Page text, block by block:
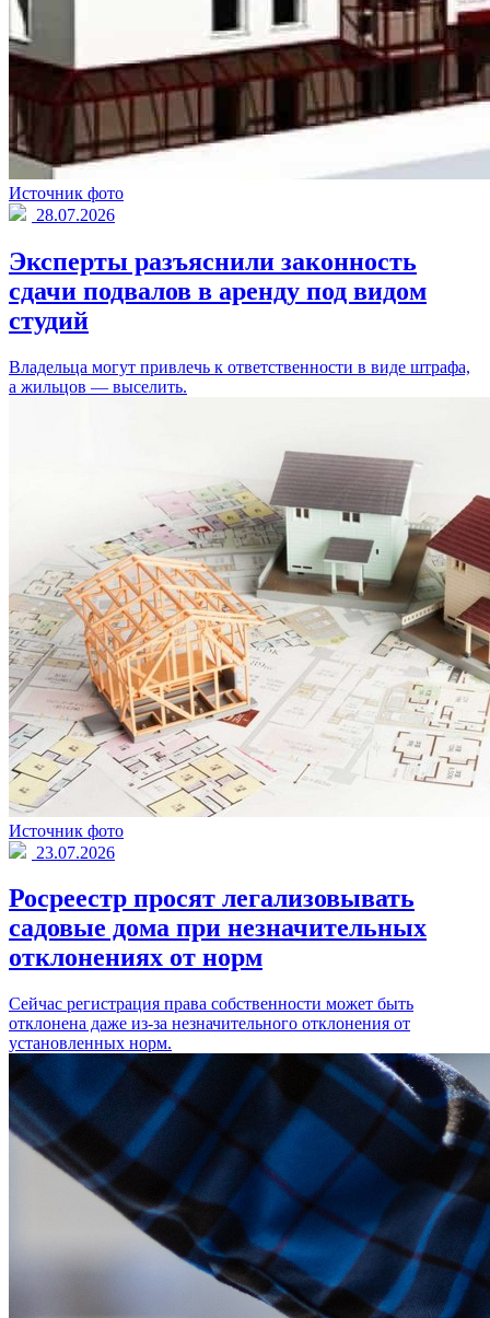
Источник фото
28.07.2026
Эксперты разъяснили законность
сдачи подвалов в аренду под видом
студий
Владельца могут привлечь к ответственности в виде штрафа,
а жильцов — выселить.
Источник фото
23.07.2026
Росреестр просят легализовывать
садовые дома при незначительных
отклонениях от норм
Сейчас регистрация права собственности может быть
отклонена даже из-за незначительного отклонения от
установленных норм.